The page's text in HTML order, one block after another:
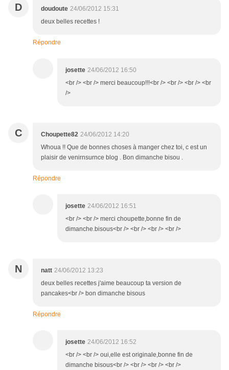
D doudoute 24/06/2012 15:31
deux belles recettes !
Répondre
josette 24/06/2012 16:50
<br /> <br /> merci beaucoup!!!<br /> <br /> <br /> <br
/>
C Choupette82 24/06/2012 14:20
Whoua !! Que de bonnes choses à manger chez toi, c est un
plaisir de venirnsurnce blog . Bon dimanche bisou .
Répondre
josette 24/06/2012 16:51
<br /> <br /> merci choupette,bonne fin de
dimanche.bisous<br /> <br /> <br /> <br />
N natt 24/06/2012 13:23
deux belles recettes j'aime beaucoup ta version de
pancakes<br /> bon dimanche bisous
Répondre
josette 24/06/2012 16:52
<br /> <br /> oui,elle est originale,bonne fin de
dimanche bisous<br /> <br /> <br /> <br />